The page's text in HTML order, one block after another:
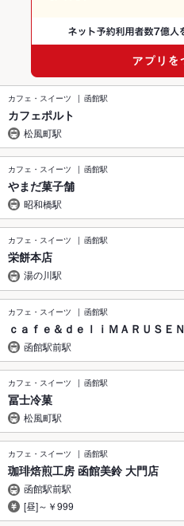
カフェ・スイーツ 函館駅
カフェポルト
松風町駅
カフェ・スイーツ 函館駅
やまだ菓子舗
昭和橋駅
カフェ・スイーツ 函館駅
栄餅本店
湯の川駅
カフェ・スイーツ 函館駅
ｃａｆｅ＆ｄｅｌｉＭＡＲＵＳＥＮ
函館駅前駅
カフェ・スイーツ 函館駅
冨士冷菓
松風町駅
カフェ・スイーツ 函館駅
珈琲焙煎工房 函館美鈴 大門店
函館駅前駅
[昼]～￥999